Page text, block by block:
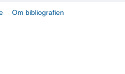
Om bibliografien